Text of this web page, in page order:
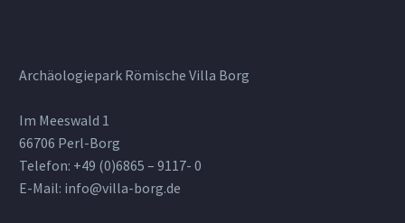
Archäologiepark Römische Villa Borg
Im Meeswald 1
66706 Perl-Borg
Telefon: +49 (0)6865 – 9117- 0
E-Mail: info@villa-borg.de